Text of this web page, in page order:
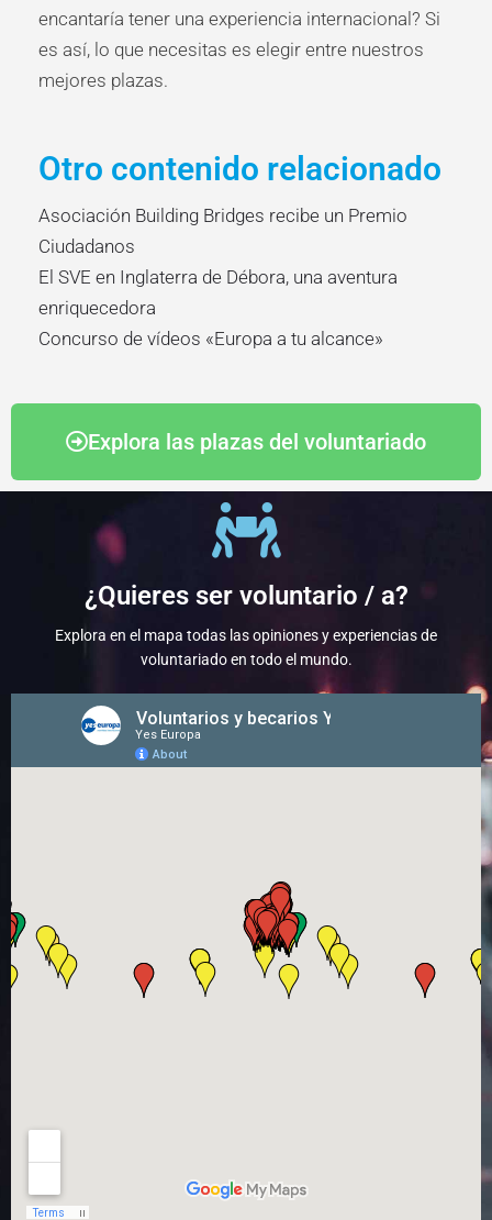
encantaría tener una experiencia internacional? Si
es así, lo que necesitas es elegir entre nuestros
mejores plazas.
Otro contenido relacionado
Asociación Building Bridges recibe un Premio
Ciudadanos
El SVE en Inglaterra de Débora, una aventura
enriquecedora
Concurso de vídeos «Europa a tu alcance»
Explora las plazas del voluntariado
¿Quieres ser voluntario / a?
Explora en el mapa todas las opiniones y experiencias de
voluntariado en todo el mundo.